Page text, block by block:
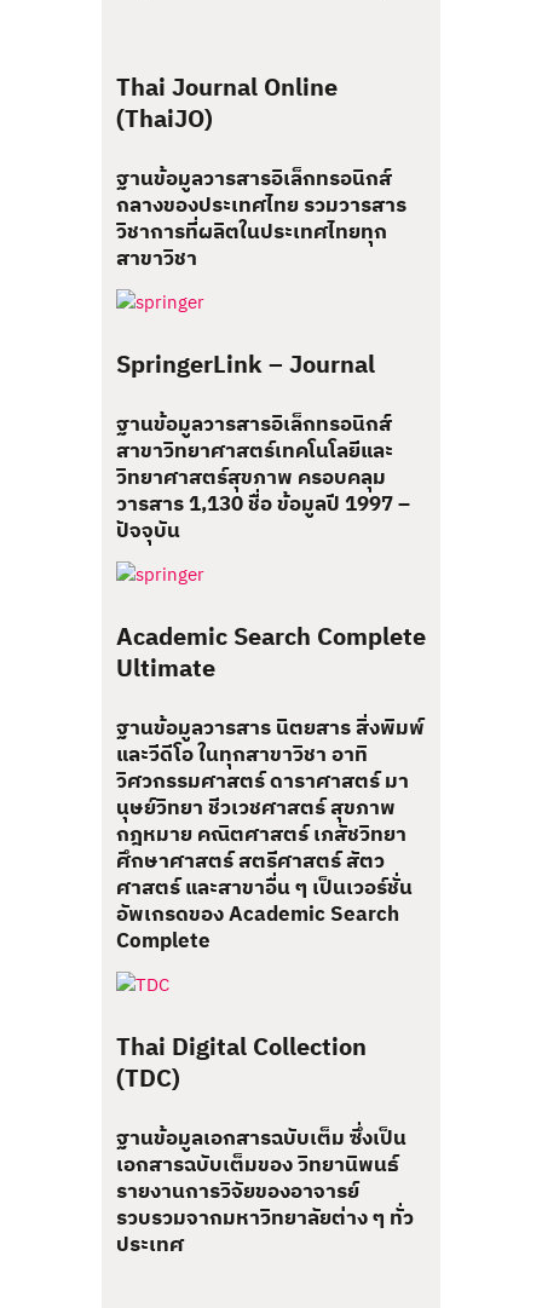
Thai Journal Online
(ThaiJO)
ฐานข้อมูลวารสารอิเล็กทรอนิกส์
กลางของประเทศไทย รวมวารสาร
วิชาการที่ผลิตในประเทศไทยทุก
สาขาวิชา
SpringerLink – Journal
ฐานข้อมูลวารสารอิเล็กทรอนิกส์
สาขาวิทยาศาสตร์เทคโนโลยีและ
วิทยาศาสตร์สุขภาพ ครอบคลุม
วารสาร 1,130 ชื่อ ข้อมูลปี 1997 –
ปัจจุบัน
Academic Search Complete
Ultimate
ฐานข้อมูลวารสาร นิตยสาร สิ่งพิมพ์
และวีดีโอ ในทุกสาขาวิชา อาทิ
วิศวกรรมศาสตร์ ดาราศาสตร์ มา
นุษย์วิทยา ชีวเวชศาสตร์ สุขภาพ
กฎหมาย คณิตศาสตร์ เภสัชวิทยา
ศึกษาศาสตร์ สตรีศาสตร์ สัตว
ศาสตร์ และสาขาอื่น ๆ เป็นเวอร์ชั่น
อัพเกรดของ Academic Search
Complete
Thai Digital Collection
(TDC)
ฐานข้อมูลเอกสารฉบับเต็ม ซึ่งเป็น
เอกสารฉบับเต็มของ วิทยานิพนธ์
รายงานการวิจัยของอาจารย์
รวบรวมจากมหาวิทยาลัยต่าง ๆ ทั่ว
ประเทศ